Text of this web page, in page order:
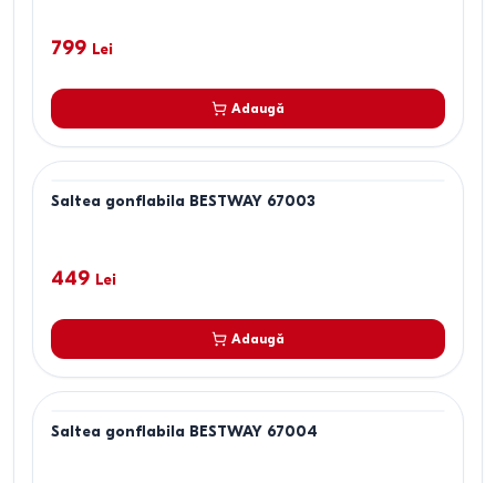
799 Lei
Adaugă
Saltea gonflabila BESTWAY 67003
449 Lei
Adaugă
Saltea gonflabila BESTWAY 67004